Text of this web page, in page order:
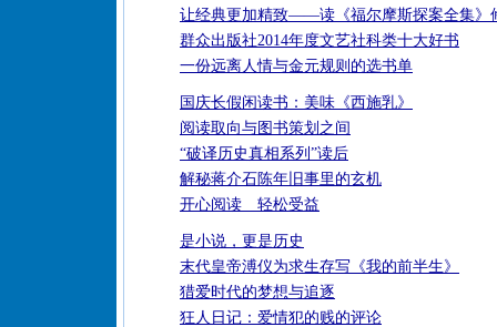
让经典更加精致——读《福尔摩斯探案全集》
群众出版社2014年度文艺社科类十大好书
一份远离人情与金元规则的选书单
国庆长假闲读书：美味《西施乳》
阅读取向与图书策划之间
“破译历史真相系列”读后
解秘蒋介石陈年旧事里的玄机
开心阅读 轻松受益
是小说，更是历史
末代皇帝溥仪为求生存写《我的前半生》
猎爱时代的梦想与追逐
狂人日记：爱情犯的贱的评论